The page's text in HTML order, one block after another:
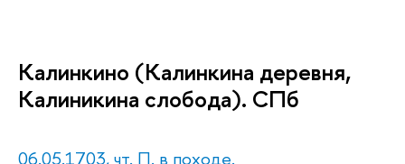
Калинкино (Калинкина деревня,
Калиникина слобода). СПб
06.05.1703, чт. П. в походе.